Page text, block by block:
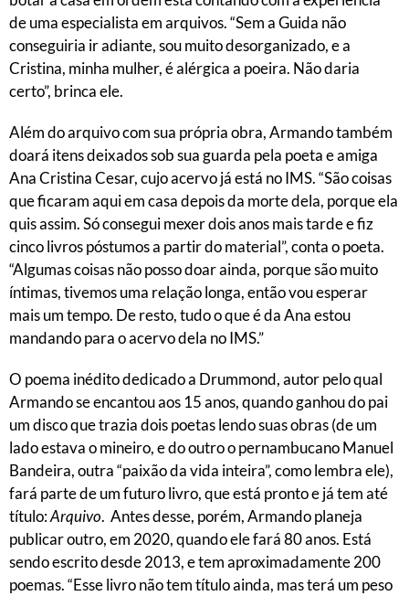
de uma especialista em arquivos. “Sem a Guida não
conseguiria ir adiante, sou muito desorganizado, e a
Cristina, minha mulher, é alérgica a poeira. Não daria
certo”, brinca ele.
Além do arquivo com sua própria obra, Armando também
doará itens deixados sob sua guarda pela poeta e amiga
Ana Cristina Cesar, cujo acervo já está no IMS. “São coisas
que ficaram aqui em casa depois da morte dela, porque ela
quis assim. Só consegui mexer dois anos mais tarde e fiz
cinco livros póstumos a partir do material”, conta o poeta.
“Algumas coisas não posso doar ainda, porque são muito
íntimas, tivemos uma relação longa, então vou esperar
mais um tempo. De resto, tudo o que é da Ana estou
mandando para o acervo dela no IMS.”
O poema inédito dedicado a Drummond, autor pelo qual
Armando se encantou aos 15 anos, quando ganhou do pai
um disco que trazia dois poetas lendo suas obras (de um
lado estava o mineiro, e do outro o pernambucano Manuel
Bandeira, outra “paixão da vida inteira”, como lembra ele),
fará parte de um futuro livro, que está pronto e já tem até
título:Arquivo. Antes desse, porém, Armando planeja
publicar outro, em 2020, quando ele fará 80 anos. Está
sendo escrito desde 2013, e tem aproximadamente 200
poemas. “Esse livro não tem título ainda, mas terá um peso